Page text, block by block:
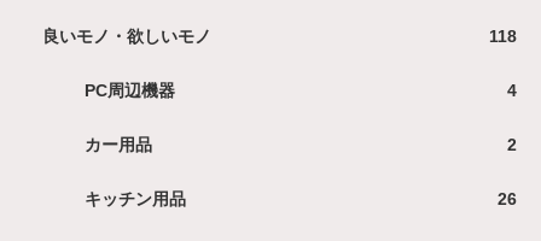
良いモノ・欲しいモノ 118
PC周辺機器 4
カー用品 2
キッチン用品 26